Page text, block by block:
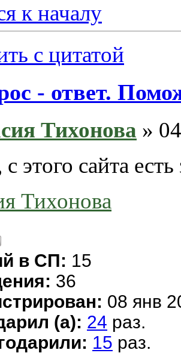
к началу
с цитатой
- ответ.
Тихонова »
этого сайта
Тихонова
в СП: 15
36
08 янв
(а): 24 раз.
15 раз.